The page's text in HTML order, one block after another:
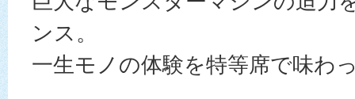
ンス。
一生モノの体験を特等席で味わ